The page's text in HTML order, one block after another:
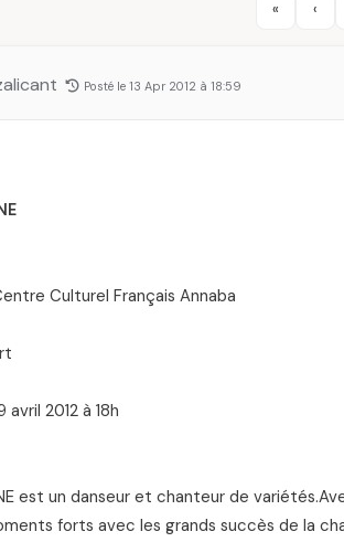
« ‹
Posté le 13 Apr 2012 à 18:59
Culturel Français Annaba
avril 2012 à 18h
est un danseur et chanteur de
forts avec les grands succès de la